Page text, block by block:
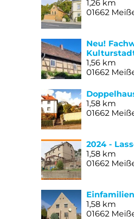
1,26 km
01662
Neu!
1,56 km
01662
1,58 km
01662
2024 -
1,58 km
01662
1,58 km
01662